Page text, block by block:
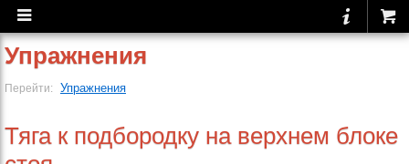
Упражнения
Перейти: Упражнения
Тяга к подбородку на верхнем блоке